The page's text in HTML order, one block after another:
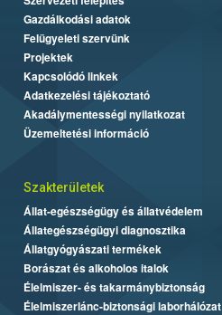
Gazdálkodási adatok
Felügyeleti szervünk
Projektek
Kapcsolódó linkek
Adatkezelési tájékoztató
Akadálymentességi nyilatkozat
Üzemeltetési információ
Szakterületek
Állat-egészségügy és állatvédelem
Állategészségügyi diagnosztika
Állatgyógyászati termékek
Borászat és alkoholos italok
Élelmiszer- és takarmánybiztonság
Élelmiszerlánc-biztonsági laborhálózat